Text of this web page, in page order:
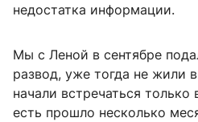
недостатка информации.
Мы с Леной в сентябре
развод, уже тогда не жили
начали встречаться только
есть прошло несколько